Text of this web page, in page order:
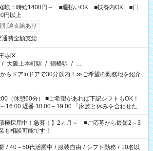
験：時給1400円～ ■週払いOK ■扶養内OK ■日
円以上
別途支給あり
通費全額支給
寺区
/ 大阪上本町駅 / 鶴橋駅 / …
らドアtoドアで30分以内！≫ご希望の勤務地を紹介
■ご希望があれば下記シフトもOK！
遅番 10:00～19:00 「家族と休みを合わせた
を持って夕飯の準備がしたい」 「できれば残業はし
など、ご希望を教えてくださいね。 ※Wワーク希望
覧のお仕事で希望する勤務時間と、もう1つのお仕事
。 合計で週40時間を超える場合は応募できません。
積極採用中！急募！】2カ月～ ■ご応募から最短2～3
も相談可能です！
/ 40～50代活躍中 / 服装自由 / シフト勤務 / 10名以